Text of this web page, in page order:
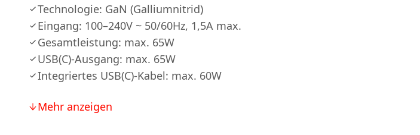
Technologie: GaN (Galliumnitrid)
Eingang: 100–240V ~ 50/60Hz, 1,5A max.
Gesamtleistung: max. 65W
USB(C)-Ausgang: max. 65W
Integriertes USB(C)-Kabel: max. 60W
Mehr anzeigen